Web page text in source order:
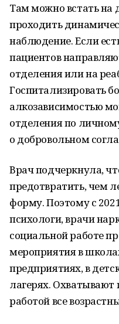
Там можно встать на
проходить
наблюдение. Если
пациентов
отделения или на
Госпитализировать
алкозависимостью
отделения по
о добровольном
Врач подчеркнула,
предотвратить, чем
форму. Поэтому с
психологи, врачи
социальной работе
мероприятия в
предприятиях, в
лагерях.
работой все